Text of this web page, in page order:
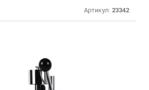
Артикул: 23342